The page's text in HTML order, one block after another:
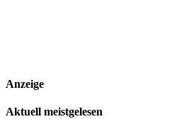
Anzeige
Aktuell meistgelesen